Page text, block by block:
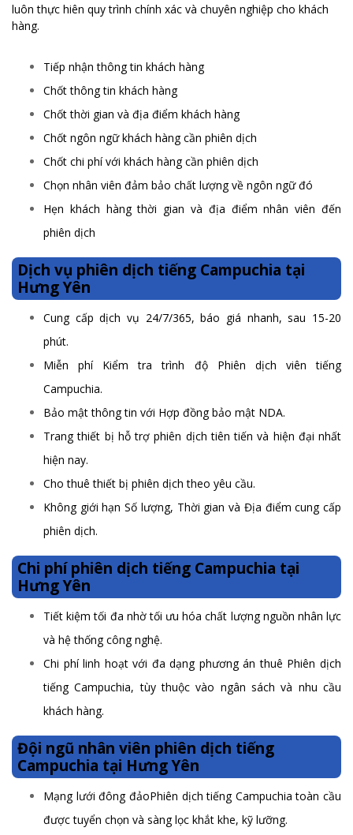
luôn thực hiên quy trình chính xác và chuyên nghiệp cho khách
hàng.
Tiếp nhận thông tin khách hàng
Chốt thông tin khách hàng
Chốt thời gian và địa điểm khách hàng
Chốt ngôn ngữ khách hàng cần phiên dịch
Chốt chi phí với khách hàng cần phiên dịch
Chọn nhân viên đảm bảo chất lượng về ngôn ngữ đó
Hẹn khách hàng thời gian và địa điểm nhân viên đến
phiên dịch
Dịch vụ phiên dịch tiếng Campuchia tại
Hưng Yên
Cung cấp dịch vụ 24/7/365, báo giá nhanh, sau 15-20
phút.
Miễn phí Kiểm tra trình độ Phiên dịch viên tiếng
Campuchia.
Bảo mật thông tin với Hợp đồng bảo mật NDA.
Trang thiết bị hỗ trợ phiên dịch tiên tiến và hiện đại nhất
hiện nay.
Cho thuê thiết bị phiên dịch theo yêu cầu.
Không giới hạn Số lượng, Thời gian và Địa điểm cung cấp
phiên dịch.
Chi phí phiên dịch tiếng Campuchia tại
Hưng Yên
Tiết kiệm tối đa nhờ tối ưu hóa chất lượng nguồn nhân lực
và hệ thống công nghệ.
Chi phí linh hoạt với đa dạng phương án thuê Phiên dịch
tiếng Campuchia, tùy thuộc vào ngân sách và nhu cầu
khách hàng.
Đội ngũ nhân viên phiên dịch tiếng
Campuchia tại Hưng Yên
Mạng lưới đông đảoPhiên dịch tiếng Campuchia toàn cầu
được tuyển chọn và sàng lọc khắt khe, kỹ lưỡng.